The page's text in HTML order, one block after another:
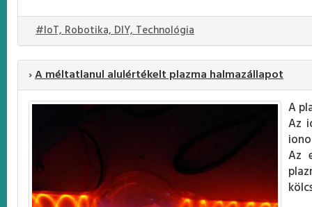
#IoT, Robotika, DIY, Technológia
›A méltatlanul alulértékelt plazma halmazállapot
A
Az
Az